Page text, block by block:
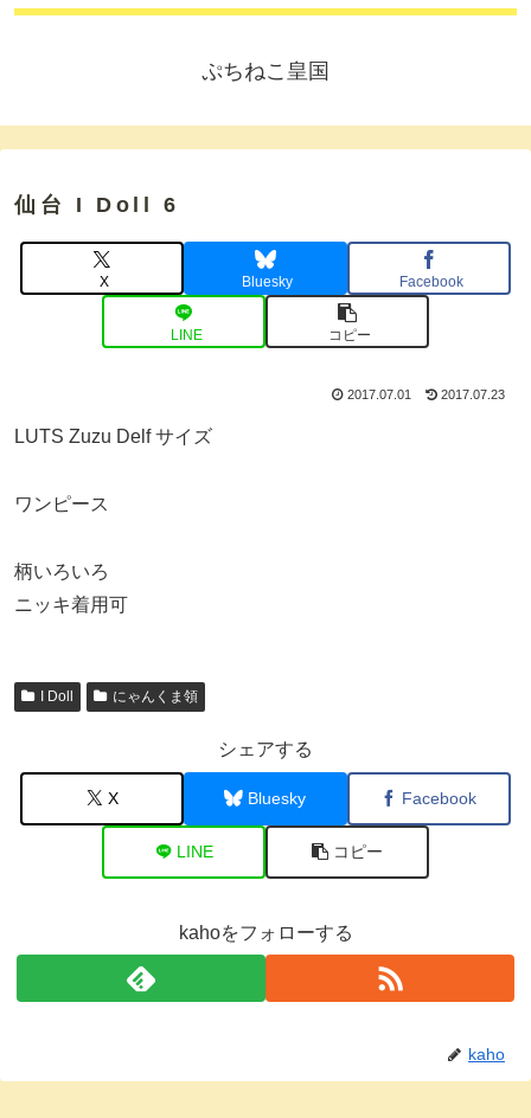
ぷちねこ皇国
仙台 I Doll 6
X Bluesky Facebook
LINE コピー
2017.07.01 2017.07.23
LUTS Zuzu Delf サイズ
ワンピース
柄いろいろ
ニッキ着用可
I Doll にゃんくま領
シェアする
X Bluesky Facebook
LINE コピー
kahoをフォローする
kaho